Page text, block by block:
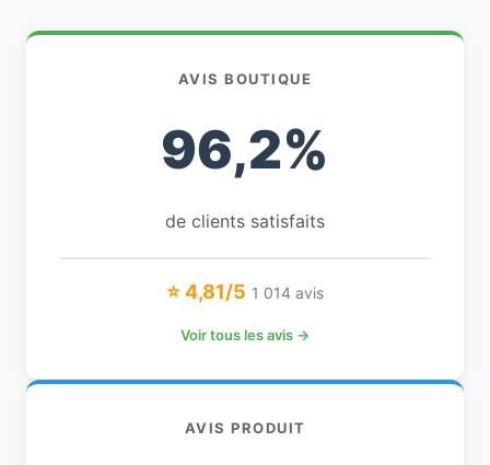
AVIS BOUTIQUE
96,2%
de clients satisfaits
⭐ 4,81/5 1 014 avis
Voir tous les avis →
AVIS PRODUIT